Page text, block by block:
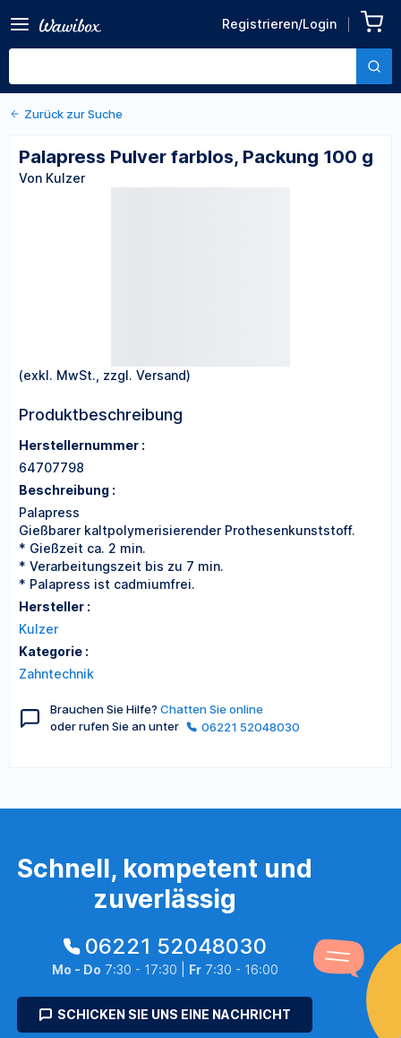
Registrieren/Login
Packung 100 g
Von Kulzer
Zurück zu den Produktdetails
Zurück zur Suche
Palapress Pulver farblos, Packung 100 g
Von Kulzer
(exkl. MwSt., zzgl. Versand)
Produktbeschreibung
Herstellernummer :
64707798
Beschreibung :
Palapress
Gießbarer kaltpolymerisierender Prothesenkunststoff.
* Gießzeit ca. 2 min.
* Verarbeitungszeit bis zu 7 min.
* Palapress ist cadmiumfrei.
Hersteller :
Kulzer
Kategorie :
Zahntechnik
Brauchen Sie Hilfe? Chatten Sie online
oder rufen Sie an unter
06221 52048030
Schnell, kompetent und
zuverlässig
06221 52048030
Mo - Do 7:30 - 17:30 | Fr7:30 - 16:00
SCHICKEN SIE UNS EINE NACHRICHT